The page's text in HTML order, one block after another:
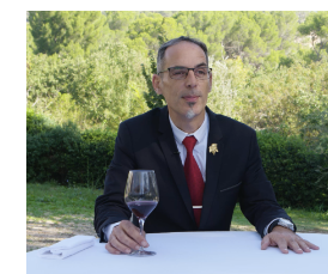
WEB,
OENOTOURISME,
PALETTE,
PARTENAIRES
VIN
TOURISME,
PRODUCTEURS
TERROIR,
PROVENCE,
RESTAURATEUR,
CHEF,
:
WINE
TASTING
VOUCHER,
CÔTES-
DE-
PROVENCE,
CULTURAL
GUEST,
DOMAINE
VITICOLE,